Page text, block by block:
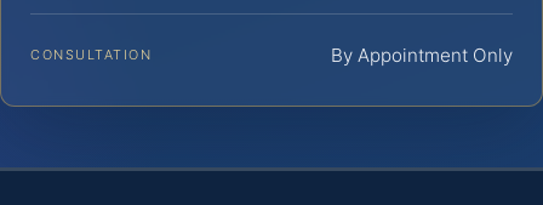
CONSULTATION By Appointment Only